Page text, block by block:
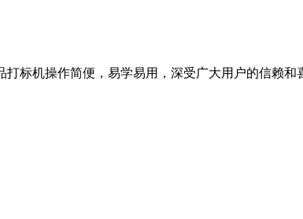
标机操作简便，易学易用，深受广大用户的信赖和